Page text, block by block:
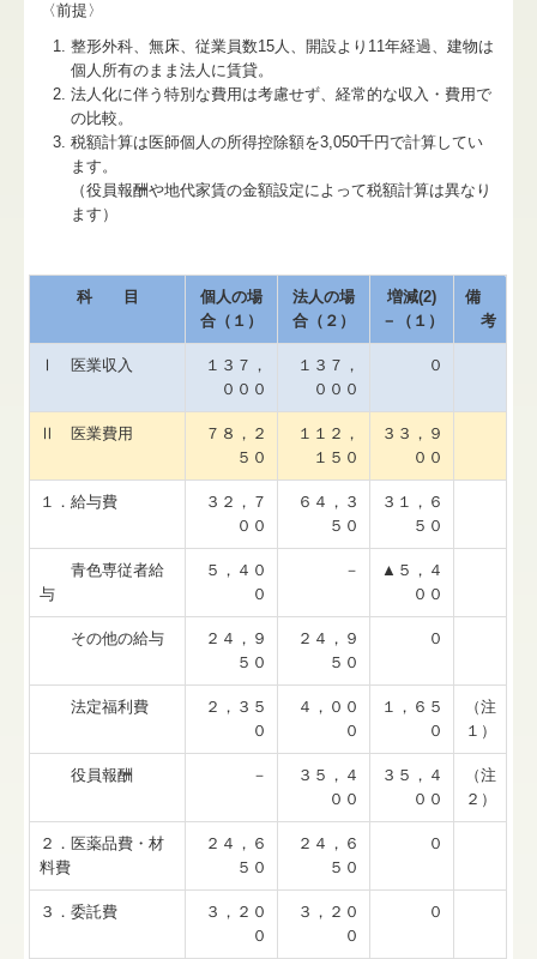
〈前提〉
整形外科、無床、従業員数15人、開設より11年経過、建物は
個人所有のまま法人に賃貸。
法人化に伴う特別な費用は考慮せず、経常的な収入・費用で
の比較。
税額計算は医師個人の所得控除額を3,050千円で計算してい
ます。
（役員報酬や地代家賃の金額設定によって税額計算は異なり
ます）
科 目
個人の場
合（１）
法人の場
合（２）
増減(2)
－（１）
備
考
Ⅰ 医業収入
１３７，
０００
１３７，
０００
０
Ⅱ 医業費用
７８，２
５０
１１２，
１５０
３３，９
００
１．給与費
３２，７
００
６４，３
５０
３１，６
５０
青色専従者給
与
５，４０
０
－
▲５，４
００
その他の給与
２４，９
５０
２４，９
５０
０
法定福利費
２，３５
０
４，００
０
１，６５
０
（注
１）
役員報酬 －
３５，４
００
３５，４
００
（注
２）
２．医薬品費・材
料費
２４，６
５０
２４，６
５０
０
３．委託費
３，２０
０
３，２０
０
０